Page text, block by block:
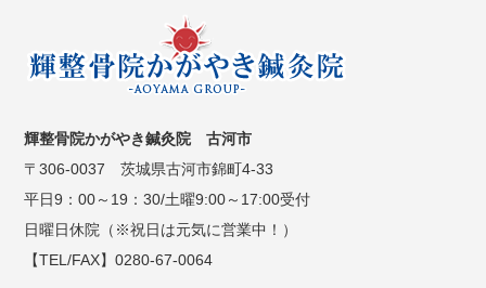
輝整骨院かがやき鍼灸院 古河市
〒306-0037 茨城県古河市錦町4-33
平日9：00～19：30/土曜9:00～17:00受付
日曜日休院（※祝日は元気に営業中！）
【TEL/FAX】0280-67-0064